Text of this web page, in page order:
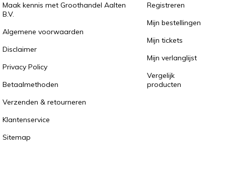
Maak kennis met Groothandel Aalten
B.V.
Algemene voorwaarden
Disclaimer
Privacy Policy
Betaalmethoden
Verzenden & retourneren
Klantenservice
Sitemap
Registreren
Mijn bestellingen
Mijn tickets
Mijn verlanglijst
Vergelijk
producten